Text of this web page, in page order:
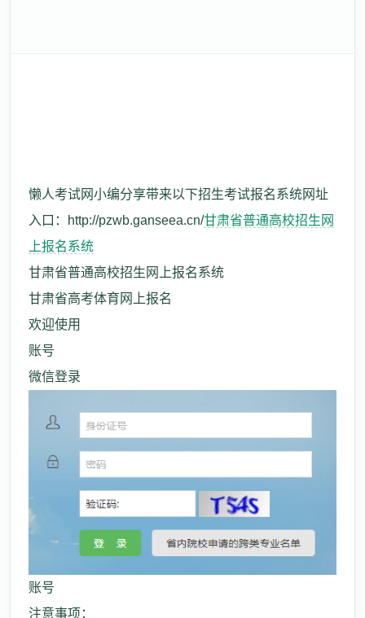
懒人考试网小编分享带来以下招生考试报名系统网址
入口：http://pzwb.ganseea.cn/甘肃省普通高校招生网
上报名系统
甘肃省普通高校招生网上报名系统
甘肃省高考体育网上报名
欢迎使用
账号
微信登录
账号
注意事项：